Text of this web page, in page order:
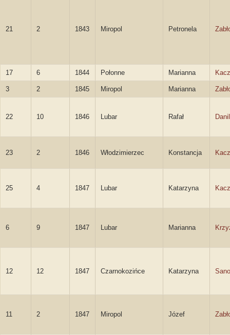
21 2 1843 Miropol Petronela
17 6 1844 Połonne Marianna
3 2 1845 Miropol Marianna
22 10 1846 Lubar Rafał
23 2 1846 Włodzimierzec Konstancja
25 4 1847 Lubar Katarzyna
6 9 1847 Lubar Marianna
12 12 1847 Czarnokozińce Katarzyna
11 2 1847 Miropol Józef